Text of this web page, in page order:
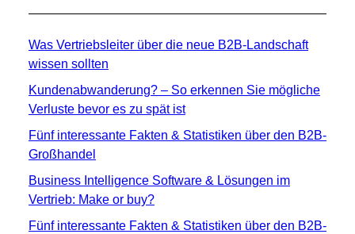
Was Vertriebsleiter über die neue B2B-Landschaft
wissen sollten
Kundenabwanderung? – So erkennen Sie mögliche
Verluste bevor es zu spät ist
Fünf interessante Fakten & Statistiken über den B2B-
Großhandel
Business Intelligence Software & Lösungen im
Vertrieb: Make or buy?
Fünf interessante Fakten & Statistiken über den B2B-